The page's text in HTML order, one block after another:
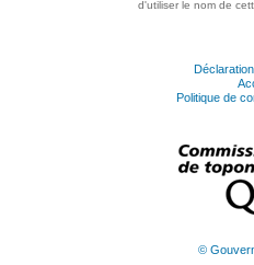
d'utiliser le nom de
Politique de
©